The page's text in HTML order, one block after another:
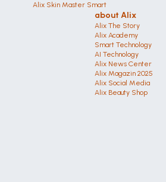
Alix Skin Master Smart
about Alix
Alix The Story
Alix Academy
Smart Technology
AI Technology
Alix News Center
Alix Magazin 2025
Alix Social Media
Alix Beauty Shop